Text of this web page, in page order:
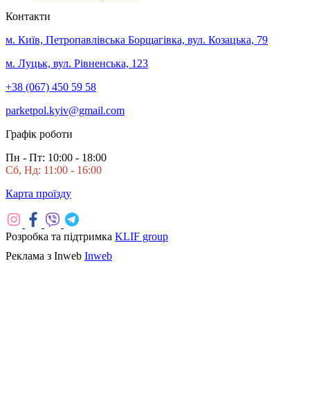
Контакти
м. Київ, Петропавлівська Борщагівка, вул. Козацька, 79
м. Луцьк, вул. Рівненська, 123
+38 (067) 450 59 58
parketpol.kyiv@gmail.com
Графік роботи
Пн - Пт: 10:00 - 18:00
Сб, Нд: 11:00 - 16:00
Карта проїзду
Розробка та підтримка KLIF group
Реклама з Inweb Inweb